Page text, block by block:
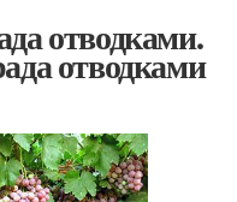
отводками.
отводками